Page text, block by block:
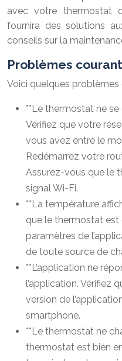
avec votre thermostat
fournira des solutions
conseils sur la
Problèmes
Voici quelques
**Le thermostat ne se
Vérifiez que votre
vous avez entré le
Redémarrez votre
Assurez-vous que le
signal Wi-Fi.
**La température
que le thermostat
paramètres de
de toute source de
**L’application ne
l’application. Vérifiez
version de
smartphone.
**Le thermostat ne
thermostat est bien